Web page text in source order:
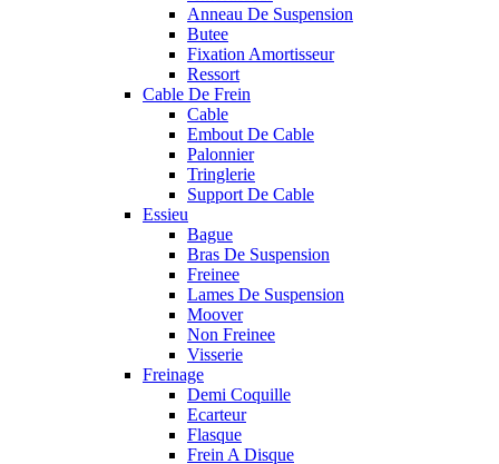
Anneau De Suspension
Butee
Fixation Amortisseur
Ressort
Cable De Frein
Cable
Embout De Cable
Palonnier
Tringlerie
Support De Cable
Essieu
Bague
Bras De Suspension
Freinee
Lames De Suspension
Moover
Non Freinee
Visserie
Freinage
Demi Coquille
Ecarteur
Flasque
Frein A Disque